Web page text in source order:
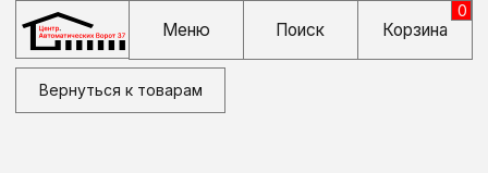
Корзина
Вернуться к товарам